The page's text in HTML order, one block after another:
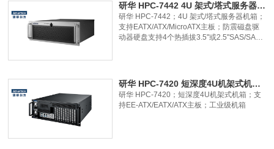
研华 HPC-7442 4U 架式/塔式服务器机箱 支持EATX/ATX/MicroATX主板
研华 HPC-7442；4U 架式/塔式服务器机箱；
支持EATX/ATX/MicroATX主板；防震磁盘驱
动器硬盘支持4个热插拔3.5"或2.5"SAS/SATA
持80plus单相和冗余电源；无顶盖前置访问
系统风扇，用于简单维护；LED指示灯和报警
灯，用于系统故障检测；内置智能系统模块，
支持整个系统风扇控制和远程管理
研华 HPC-7420 短深度4U机架式机箱 支持EE-ATX/EATX/ATX主板
研华 HPC-7420；短深度4U机架式机箱；支
持EE-ATX/EATX/ATX主板；工业级机箱